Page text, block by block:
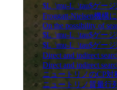
$L_\mu-L_\tau$ゲー
Froggatt-Nielsen機構
On the possibility of
$L_\mu-L_\tau$ゲー
$L_\mu-L_\tau$ゲー
Direct and indirect
Direct and indirect
ニュートリノのCP
ニュートリノ質量行